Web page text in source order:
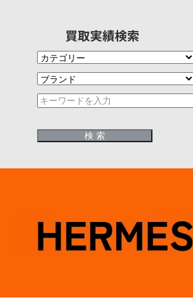
買取実績検索